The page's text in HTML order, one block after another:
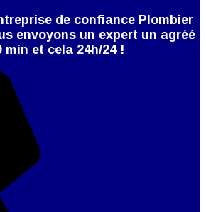
de confiance Plombier
envoyons un expert un agréé
min et cela 24h/24 !